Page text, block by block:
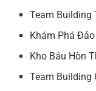
Team Building
Khám Phá
Kho Báu Hòn
Team Building